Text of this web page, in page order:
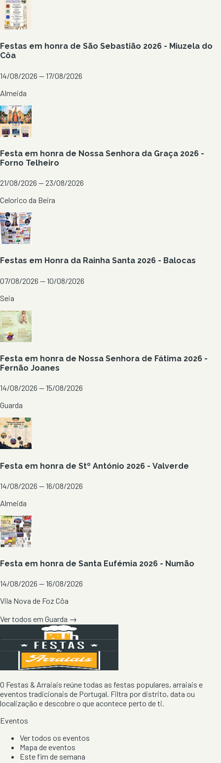
Festas em honra de São Sebastião 2026 - Miuzela do
Côa
14/08/2026 — 17/08/2026
Almeida
Festa em honra de Nossa Senhora da Graça 2026 -
Forno Telheiro
21/08/2026 — 23/08/2026
Celorico da Beira
Festas em Honra da Rainha Santa 2026 - Balocas
07/08/2026 — 10/08/2026
Seia
Festa em honra de Nossa Senhora de Fátima 2026 -
Fernão Joanes
14/08/2026 — 15/08/2026
Guarda
Festa em honra de Stº António 2026 - Valverde
14/08/2026 — 16/08/2026
Almeida
Festa em honra de Santa Eufémia 2026 - Numão
14/08/2026 — 16/08/2026
Vila Nova de Foz Côa
Ver todos em Guarda →
O Festas & Arraiais reúne todas as festas populares, arraiais e
eventos tradicionais de Portugal. Filtra por distrito, data ou
localização e descobre o que acontece perto de ti.
Eventos
Ver todos os eventos
Mapa de eventos
Este fim de semana